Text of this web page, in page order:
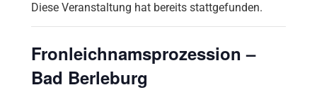
Diese Veranstaltung hat bereits stattgefunden.
Fronleichnamsprozession –
Bad Berleburg